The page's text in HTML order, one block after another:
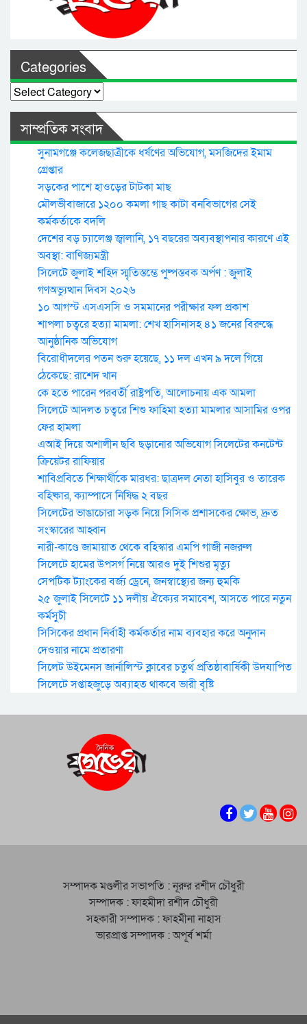
Categories
Categories
সাম্প্রতিক সংবাদ
সুনামগঞ্জে কলেজছাত্রীকে ধর্ষণের অভিযোগ, মসজিদের ইমাম
গ্রেপ্তার
সড়কের পাশে হাওড়ের টাটকা মাছ
মৌলভীবাজারে ১২০০ কমলা গাছ কাটা বনবিভাগের সেই
কর্মকর্তাকে বদলি
দেশের বড় চ্যালেঞ্জ জ্বালানি, ১৭ বছরের অব্যবস্থাপনার কারণে এই
অবস্থা: বাণিজ্যমন্ত্রী
সিলেটে জুলাই শহিদ স্মৃতিস্তম্ভে পুষ্পস্তবক অর্পণ : জুলাই
গণঅভ্যুত্থান দিবস ২০২৬
১০ আগস্ট এসএসসি ও সমমানের পরীক্ষার ফল প্রকাশ
শাপলা চত্বরে হত্যা মামলা: শেখ হাসিনাসহ ৪১ জনের বিরুদ্ধে
আনুষ্ঠানিক অভিযোগ
বিরোধীদলের পতন শুরু হয়েছে, ১১ দল এখন ৯ দলে গিয়ে
ঠেকেছে: রাশেদ খান
কে হতে পারেন পরবর্তী রাষ্ট্রপতি, আলোচনায় এক আমলা
সিলেটে আদলত চত্বরে শিশু ফাহিমা হত্যা মামলার আসামির ওপর
ফের হামলা
এআই দিয়ে অশালীন ছবি ছড়ানোর অভিযোগ সিলেটের কনটেন্ট
ক্রিয়েটর রাফিয়ার
শাবিপ্রবিতে শিক্ষার্থীকে মারধর: ছাত্রদল নেতা হাসিবুর ও তারেক
বহিষ্কার, ক্যাম্পাসে নিষিদ্ধ ২ বছর
সিলেটের ভাঙাচোরা সড়ক নিয়ে সিসিক প্রশাসকের ক্ষোভ, দ্রুত
সংস্কারের আহ্বান
নারী-কাণ্ডে জামায়াত থেকে বহিস্কার এমপি গাজী নজরুল
সিলেটে হামের উপসর্গ নিয়ে আরও দুই শিশুর মৃত্যু
সেপটিক ট্যাংকের বর্জ্য ড্রেনে, জনস্বাস্থ্যের জন্য হুমকি
২৫ জুলাই সিলেটে ১১ দলীয় ঐক্যের সমাবেশ, আসতে পারে নতুন
কর্মসুচী
সিসিকের প্রধান নির্বাহী কর্মকর্তার নাম ব্যবহার করে অনুদান
দেওয়ার নামে প্রতারণা
সিলেট উইমেনস জার্নালিস্ট ক্লাবের চতুর্থ প্রতিষ্ঠাবার্ষিকী উদযাপিত
সিলেটে সপ্তাহজুড়ে অব্যাহত থাকবে ভারী বৃষ্টি
সম্পাদক মণ্ডলীর সভাপতি : নূরুর রশীদ চৌধুরী
সম্পাদক : ফাহমীদা রশীদ চৌধুরী
সহকারী সম্পাদক : ফাহমীনা নাহাস
ভারপ্রাপ্ত সম্পাদক : অপূর্ব শর্মা